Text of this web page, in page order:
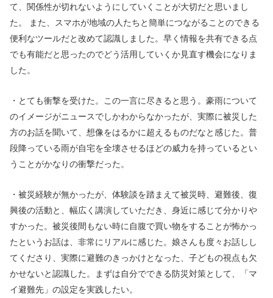
て、関係性が切れないようにしていくことが大切だと思いまし
た。 また、スマホが地域の人たちと簡単につながることのできる
便利なツールだと改めて認識しました。早く情報を共有できる点
でも有能だと思ったのでどう活用していくか見直す機会になりま
した。
・とても衝撃を受けた。この一言に尽きると思う。豪雨について
のイメージがニュースでしかわからなかったが、実際に被災した
方のお話を聞いて、想像をはるかに超えるものだなと感じた。普
段降っている雨が自宅を全壊させるほどの威力を持っているとい
うことがかなりの衝撃だった。
・被災経験が無かったが、体験談を踏まえて被災時、避難後、復
興後の活動と、幅広く講演していただき、身近に感じて分かりや
すかった。被災後間もない時に自腹で買い物をすることが怖かっ
たというお話は、非常にリアルに感じた。娘さんも度々お話しし
てくださり、実際に避難のきっかけとなった、子どもの視点も欠
かせないと認識した。まずは自分でできる防災対策として、「マ
イ避難先」の設定を実践したい。